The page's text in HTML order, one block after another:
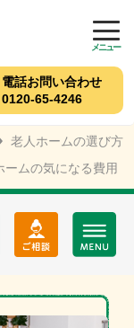
メニュー
電話お問い合わせ
0120-65-4246
老人ホームの選び方
ームの気になる費用